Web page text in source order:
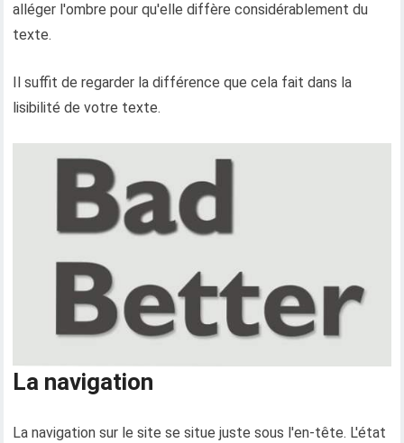
alléger l'ombre pour qu'elle diffère considérablement du
texte.
Il suffit de regarder la différence que cela fait dans la
lisibilité de votre texte.
La navigation
La navigation sur le site se situe juste sous l'en-tête. L'état